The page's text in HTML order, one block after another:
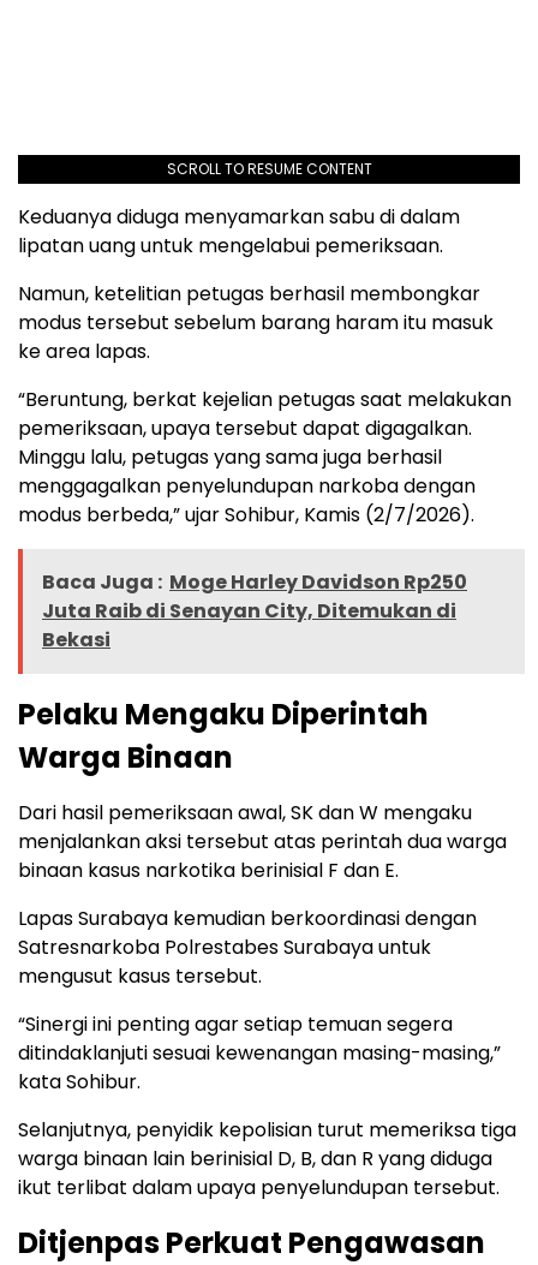
SCROLL TO RESUME CONTENT
Keduanya diduga menyamarkan sabu di dalam
lipatan uang untuk mengelabui pemeriksaan.
Namun, ketelitian petugas berhasil membongkar
modus tersebut sebelum barang haram itu masuk
ke area lapas.
“Beruntung, berkat kejelian petugas saat melakukan
pemeriksaan, upaya tersebut dapat digagalkan.
Minggu lalu, petugas yang sama juga berhasil
menggagalkan penyelundupan narkoba dengan
modus berbeda,” ujar Sohibur, Kamis (2/7/2026).
Baca Juga : Moge Harley Davidson Rp250
Juta Raib di Senayan City, Ditemukan di
Bekasi
Pelaku Mengaku Diperintah
Warga Binaan
Dari hasil pemeriksaan awal, SK dan W mengaku
menjalankan aksi tersebut atas perintah dua warga
binaan kasus narkotika berinisial F dan E.
Lapas Surabaya kemudian berkoordinasi dengan
Satresnarkoba Polrestabes Surabaya untuk
mengusut kasus tersebut.
“Sinergi ini penting agar setiap temuan segera
ditindaklanjuti sesuai kewenangan masing-masing,”
kata Sohibur.
Selanjutnya, penyidik kepolisian turut memeriksa tiga
warga binaan lain berinisial D, B, dan R yang diduga
ikut terlibat dalam upaya penyelundupan tersebut.
Ditjenpas Perkuat Pengawasan